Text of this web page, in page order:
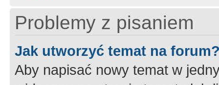
Problemy z pisaniem
Jak utworzyć temat na
Aby napisać nowy temat w